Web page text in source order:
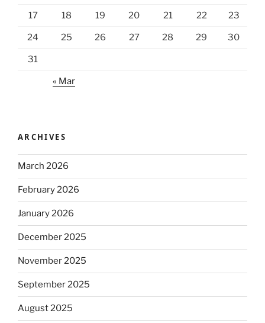
17 18 19 20 21 22 23
24 25 26 27 28 29 30
31
« Mar
ARCHIVES
March 2026
February 2026
January 2026
December 2025
November 2025
September 2025
August 2025